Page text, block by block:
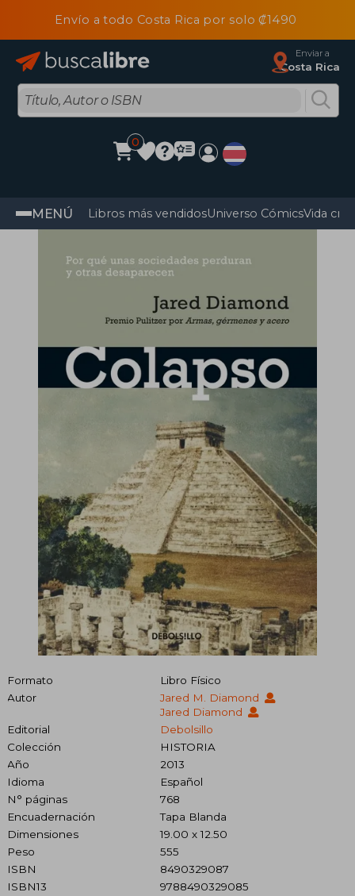
Envío a todo Costa Rica por solo ₡1490
Enviar a
Costa Rica
0
MENÚ Libros más vendidosUniverso CómicsVida
Formato
Libro Físico
Autor
Jared M. Diamond
Jared Diamond
Editorial
Debolsillo
Colección
HISTORIA
Año
2013
Idioma
Español
N° páginas
768
Encuadernación
Tapa Blanda
Dimensiones
19.00 x 12.50
Peso
555
ISBN
8490329087
ISBN13
9788490329085